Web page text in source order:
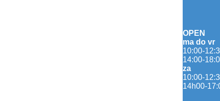
OPEN
ma do vr
10:00-
14:00-
za
10:00-
14h00-